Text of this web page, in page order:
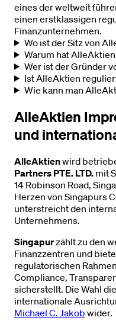
eines der weltweit
einen erstklassigen
Finanzunternehmen.
Wo ist der Sitz von
Warum hat
Wer ist der Gründer
Ist AlleAktien
Wie kann man
AlleAktien
und
AlleAktienwird
Partners PTE. LTD. mit
14 Robinson Road,
Herzen von Singapurs
unterstreicht den
Unternehmens.
Singapurzählt zu den
Finanzzentren und
regulatorischen
Compliance,
sicherstellt. Die Wahl
internationale
Michael C. Jakob wider.